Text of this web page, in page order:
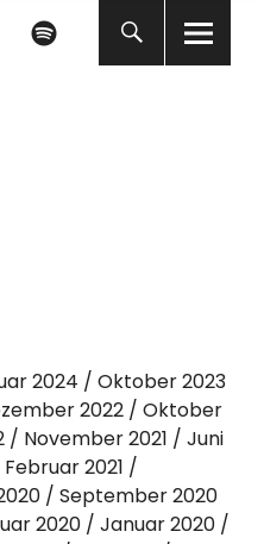
Spotify
2024
Oktober 2023
2022
Oktober
November 2021
Juni
Februar 2021
September 2020
2020
Januar 2020